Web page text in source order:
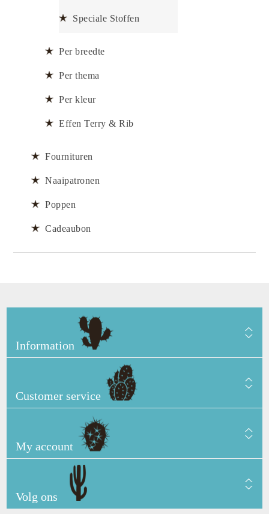
Speciale Stoffen
Per breedte
Per thema
Per kleur
Effen Terry & Rib
Fournituren
Naaipatronen
Poppen
Cadeaubon
Information
Customer service
My account
Volg ons